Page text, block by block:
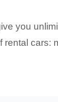
you
cars: